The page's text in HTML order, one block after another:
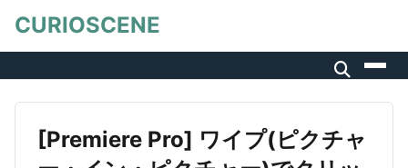
CURIOSCENE
[Premiere Pro] ワイプ(ピクチャ